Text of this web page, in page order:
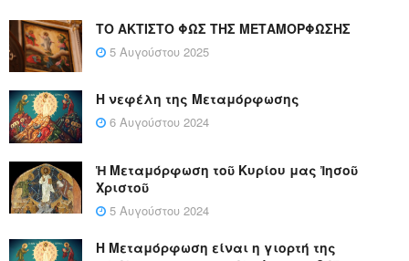
ΤΟ ΑΚΤΙΣΤΟ ΦΩΣ ΤΗΣ ΜΕΤΑΜΟΡΦΩΣΗΣ
5 Αυγούστου 2025
Η νεφέλη της Μεταμόρφωσης
6 Αυγούστου 2024
Ἡ Μεταμόρφωση τοῦ Κυρίου μας Ἰησοῦ
Χριστοῦ
5 Αυγούστου 2024
Η Μεταμόρφωση είναι η γιορτή της